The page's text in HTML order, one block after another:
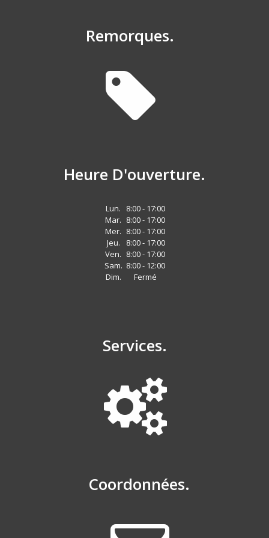
Remorques.
Heure D'ouverture.
Lun.
8:00 - 17:00
Mar. 8:00 - 17:00
Mer. 8:00 - 17:00
Jeu.
8:00 - 17:00
Ven. 8:00 - 17:00
Sam. 8:00 - 12:00
Dim.
Fermé
Services.
Coordonnées.